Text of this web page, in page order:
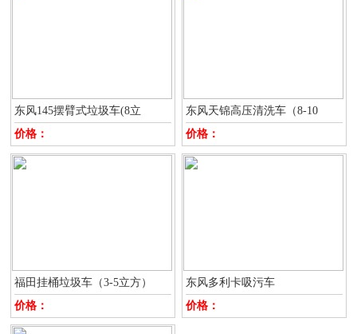
东风145摆臂式垃圾车(8立
价格：
东风天锦高压清洗车（8-10
价格：
福田挂桶垃圾车（3-5立方）
价格：
东风多利卡吸污车
价格：